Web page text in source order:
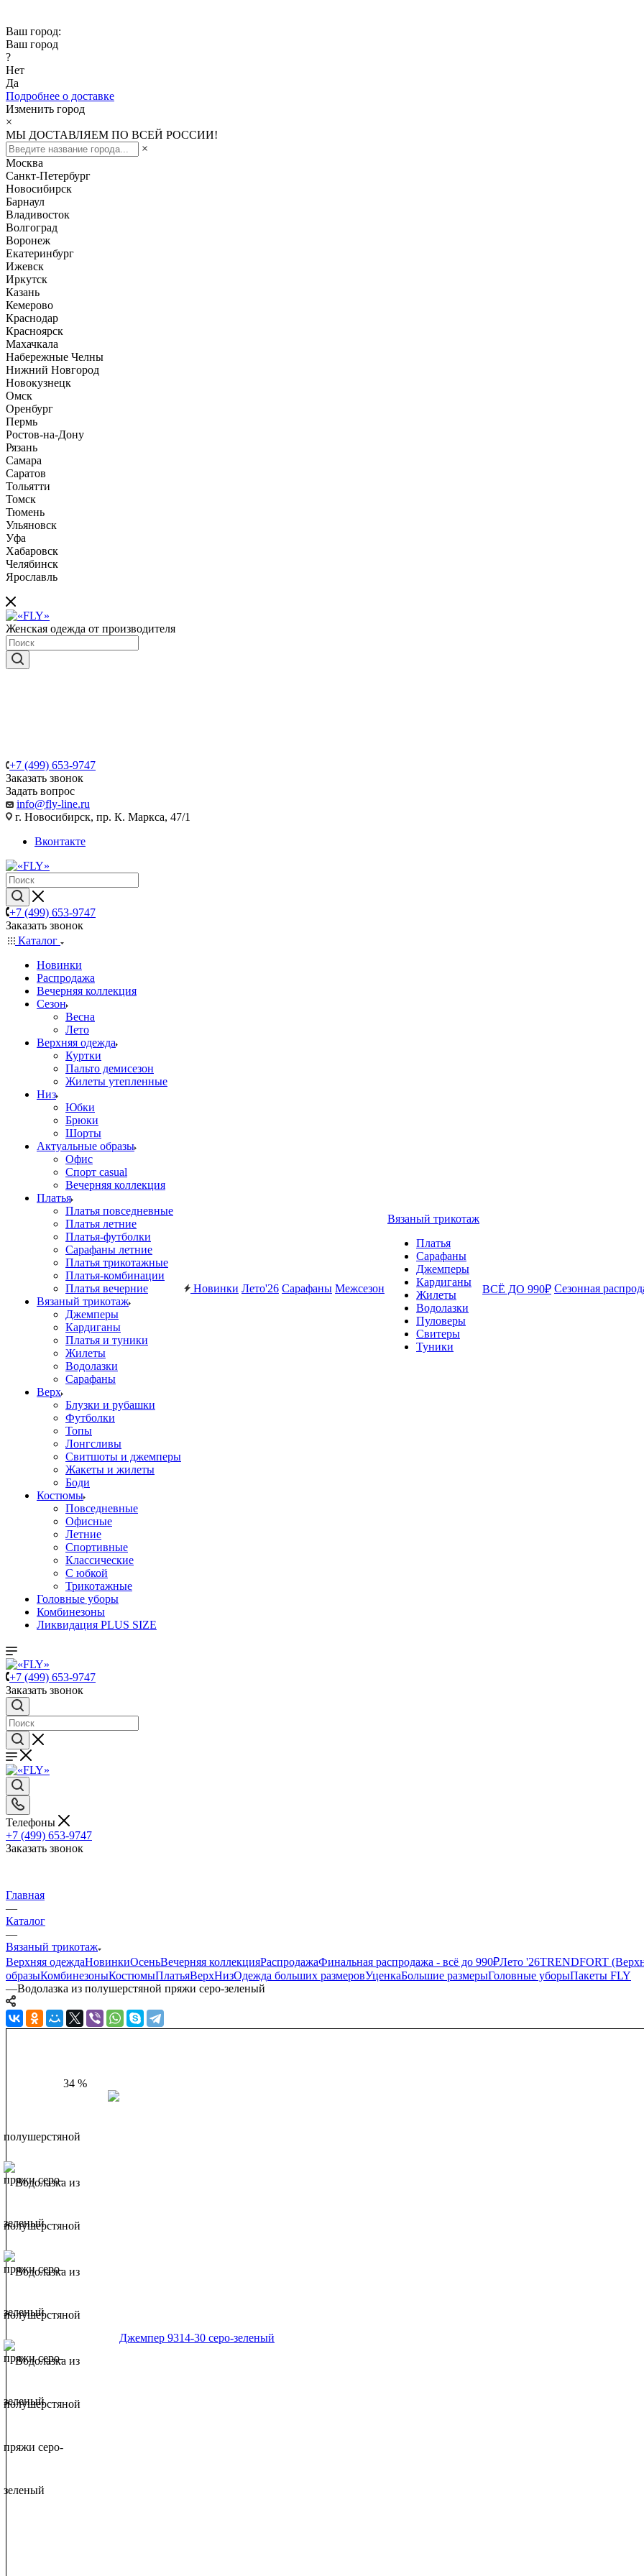
Ваш город:
Ваш город
?
Нет
Да
Подробнее о доставке
Изменить город
×
МЫ ДОСТАВЛЯЕМ ПО ВСЕЙ РОССИИ!
×
Москва
Санкт-Петербург
Новосибирск
Барнаул
Владивосток
Волгоград
Воронеж
Екатеринбург
Ижевск
Иркутск
Казань
Кемерово
Краснодар
Красноярск
Махачкала
Набережные Челны
Нижний Новгород
Новокузнецк
Омск
Оренбург
Пермь
Ростов-на-Дону
Рязань
Самара
Саратов
Тольятти
Томск
Тюмень
Ульяновск
Уфа
Хабаровск
Челябинск
Ярославль
Женская одежда от производителя
+7 (499) 653-9747
Заказать звонок
Задать вопрос
info@fly-line.ru
г. Новосибирск, пр. К. Маркса, 47/1
Вконтакте
+7 (499) 653-9747
Заказать звонок
Каталог
Новинки
Распродажа
Вечерняя коллекция
Сезон
Весна
Лето
Верхняя одежда
Куртки
Пальто демисезон
Жилеты утепленные
Низ
Юбки
Брюки
Шорты
Актуальные образы
Офис
Спорт casual
Вечерняя коллекция
Платья
Платья повседневные
Платья летние
Платья-футболки
Сарафаны летние
Платья трикотажные
Платья-комбинации
Платья вечерние
Вязаный трикотаж
Джемперы
Кардиганы
Платья и туники
Жилеты
Водолазки
Сарафаны
Верх
Блузки и рубашки
Футболки
Топы
Лонгсливы
Свитшоты и джемперы
Жакеты и жилеты
Боди
Костюмы
Повседневные
Офисные
Летние
Спортивные
Классические
С юбкой
Трикотажные
Головные уборы
Комбинезоны
Ликвидация PLUS SIZE
Новинки Лето'26 Сарафаны Межсезон
Вязаный трикотаж
Платья
Сарафаны
Джемперы
Кардиганы
Жилеты
Водолазки
Пуловеры
Свитеры
Туники
ВСЁ ДО 990₽ Сезонная
+7 (499) 653-9747
Заказать звонок
Телефоны
+7 (499) 653-9747
Заказать звонок
Главная
—
Каталог
—
Вязаный трикотаж
Верхняя одеждаНовинкиОсеньВечерняя коллекцияРаспродажаФинальная распродажа - всё до 990₽Лето '26TRENDFORT
образыКомбинезоныКостюмыПлатьяВерхНизОдежда больших размеровУценкаБольшие размерыГоловные уборыПакеты FLY
—Водолазка из полушерстяной пряжи серо-зеленый
34 %